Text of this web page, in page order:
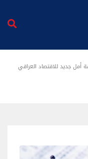
أمل جديد للاقتصاد العراقي